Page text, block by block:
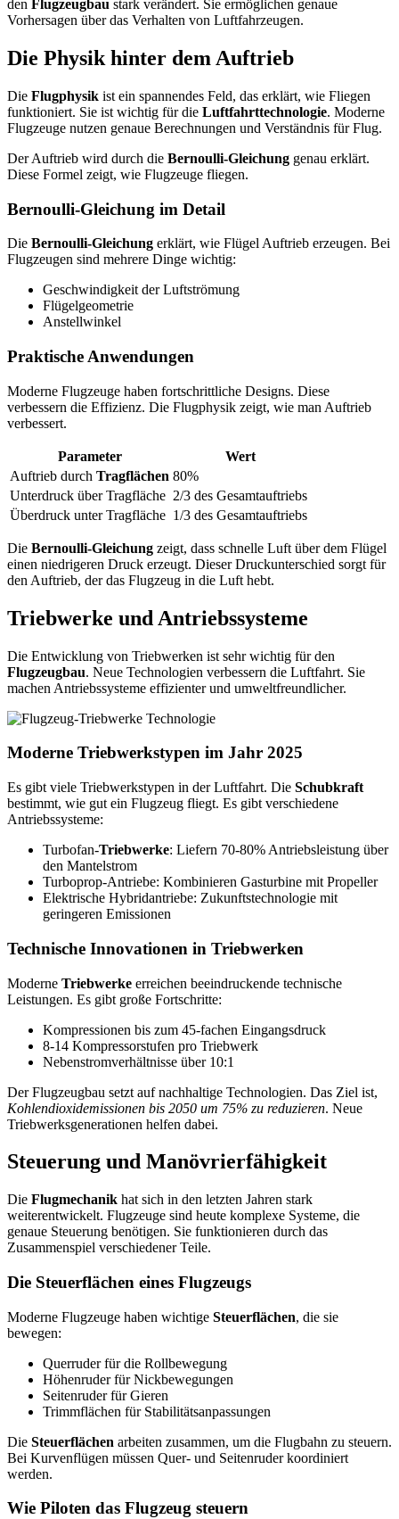
den Flugzeugbau stark verändert. Sie ermöglichen genaue
Vorhersagen über das Verhalten von Luftfahrzeugen.
Die Physik hinter dem Auftrieb
Die Flugphysik ist ein spannendes Feld, das erklärt, wie Fliegen
funktioniert. Sie ist wichtig für die Luftfahrttechnologie. Moderne
Flugzeuge nutzen genaue Berechnungen und Verständnis für Flug.
Der Auftrieb wird durch die Bernoulli-Gleichung genau erklärt.
Diese Formel zeigt, wie Flugzeuge fliegen.
Bernoulli-Gleichung im Detail
Die Bernoulli-Gleichung erklärt, wie Flügel Auftrieb erzeugen. Bei
Flugzeugen sind mehrere Dinge wichtig:
Geschwindigkeit der Luftströmung
Flügelgeometrie
Anstellwinkel
Praktische Anwendungen
Moderne Flugzeuge haben fortschrittliche Designs. Diese
verbessern die Effizienz. Die Flugphysik zeigt, wie man Auftrieb
verbessert.
Parameter
Wert
Auftrieb durch Tragflächen 80%
Unterdruck über Tragfläche 2/3 des Gesamtauftriebs
Überdruck unter Tragfläche 1/3 des Gesamtauftriebs
Die Bernoulli-Gleichung zeigt, dass schnelle Luft über dem Flügel
einen niedrigeren Druck erzeugt. Dieser Druckunterschied sorgt für
den Auftrieb, der das Flugzeug in die Luft hebt.
Triebwerke und Antriebssysteme
Die Entwicklung von Triebwerken ist sehr wichtig für den
Flugzeugbau. Neue Technologien verbessern die Luftfahrt. Sie
machen Antriebssysteme effizienter und umweltfreundlicher.
Moderne Triebwerkstypen im Jahr 2025
Es gibt viele Triebwerkstypen in der Luftfahrt. Die Schubkraft
bestimmt, wie gut ein Flugzeug fliegt. Es gibt verschiedene
Antriebssysteme:
Turbofan-Triebwerke: Liefern 70-80% Antriebsleistung über
den Mantelstrom
Turboprop-Antriebe: Kombinieren Gasturbine mit Propeller
Elektrische Hybridantriebe: Zukunftstechnologie mit
geringeren Emissionen
Technische Innovationen in Triebwerken
Moderne Triebwerke erreichen beeindruckende technische
Leistungen. Es gibt große Fortschritte:
Kompressionen bis zum 45-fachen Eingangsdruck
8-14 Kompressorstufen pro Triebwerk
Nebenstromverhältnisse über 10:1
Der Flugzeugbau setzt auf nachhaltige Technologien. Das Ziel ist,
Kohlendioxidemissionen bis 2050 um 75% zu reduzieren. Neue
Triebwerksgenerationen helfen dabei.
Steuerung und Manövrierfähigkeit
Die Flugmechanik hat sich in den letzten Jahren stark
weiterentwickelt. Flugzeuge sind heute komplexe Systeme, die
genaue Steuerung benötigen. Sie funktionieren durch das
Zusammenspiel verschiedener Teile.
Die Steuerflächen eines Flugzeugs
Moderne Flugzeuge haben wichtige Steuerflächen, die sie
bewegen:
Querruder für die Rollbewegung
Höhenruder für Nickbewegungen
Seitenruder für Gieren
Trimmflächen für Stabilitätsanpassungen
Die Steuerflächen arbeiten zusammen, um die Flugbahn zu steuern.
Bei Kurvenflügen müssen Quer- und Seitenruder koordiniert
werden.
Wie Piloten das Flugzeug steuern